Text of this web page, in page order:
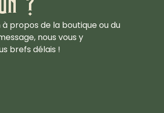
propos de la boutique ou du
nous vous y
brefs délais !